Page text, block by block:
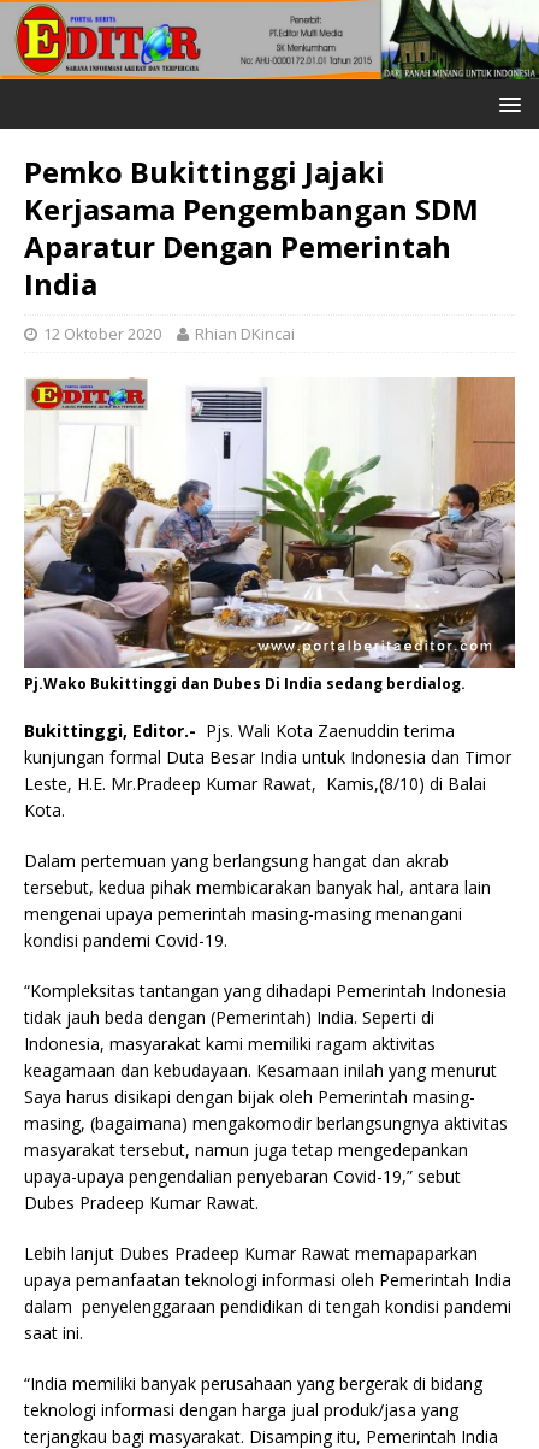
Pemko Bukittinggi Jajaki
Kerjasama Pengembangan SDM
Aparatur Dengan Pemerintah
India
12 Oktober 2020 Rhian DKincai
Pj.Wako Bukittinggi dan Dubes Di India sedang berdialog.
Bukittinggi, Editor.- Pjs. Wali Kota Zaenuddin terima
kunjungan formal Duta Besar India untuk Indonesia dan Timor
Leste, H.E. Mr.Pradeep Kumar Rawat, Kamis,(8/10) di Balai
Kota.
Dalam pertemuan yang berlangsung hangat dan akrab
tersebut, kedua pihak membicarakan banyak hal, antara lain
mengenai upaya pemerintah masing-masing menangani
kondisi pandemi Covid-19.
“Kompleksitas tantangan yang dihadapi Pemerintah Indonesia
tidak jauh beda dengan (Pemerintah) India. Seperti di
Indonesia, masyarakat kami memiliki ragam aktivitas
keagamaan dan kebudayaan. Kesamaan inilah yang menurut
Saya harus disikapi dengan bijak oleh Pemerintah masing-
masing, (bagaimana) mengakomodir berlangsungnya aktivitas
masyarakat tersebut, namun juga tetap mengedepankan
upaya-upaya pengendalian penyebaran Covid-19,” sebut
Dubes Pradeep Kumar Rawat.
Lebih lanjut Dubes Pradeep Kumar Rawat memapaparkan
upaya pemanfaatan teknologi informasi oleh Pemerintah India
dalam penyelenggaraan pendidikan di tengah kondisi pandemi
saat ini.
“India memiliki banyak perusahaan yang bergerak di bidang
teknologi informasi dengan harga jual produk/jasa yang
terjangkau bagi masyarakat. Disamping itu, Pemerintah India